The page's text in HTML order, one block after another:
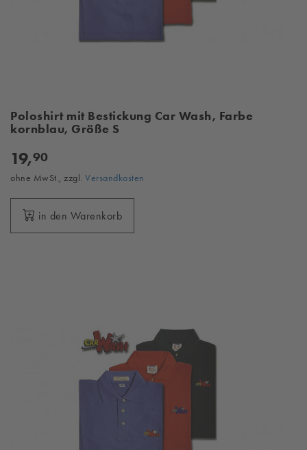
Poloshirt mit Bestickung Car Wash, Farbe
kornblau, Größe S
19,90
ohne MwSt., zzgl. Versandkosten
in den Warenkorb